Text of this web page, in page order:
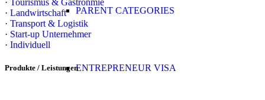
PARENT CATEGORIES
ENTREPRENEUR VISA
· Landwirtschaft
· Transport & Logistik
· Start-up Unternehmer
· Individuell
Produkte / Leistungen